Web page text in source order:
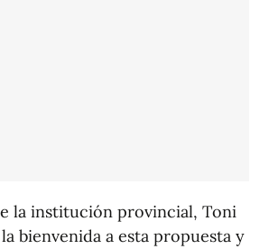
la institución provincial, Toni
bienvenida a esta propuesta y